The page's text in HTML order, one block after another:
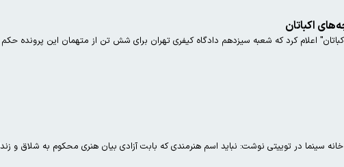
اعلام کرد که شعبه سیزدهم دادگاه کیفری تهران برای شش تن از متهمان این پرونده
سینما در توییتی نوشت: نباید اسم هنرمندی که بابت آزادی بیان هنری محکوم به شلاق و